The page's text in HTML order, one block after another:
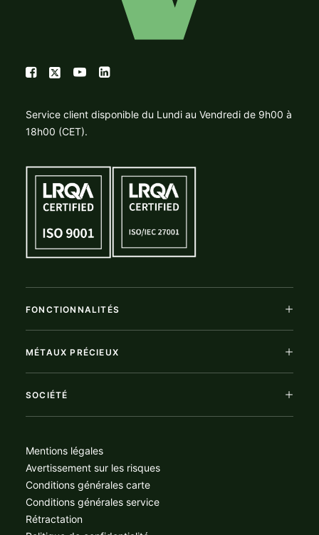
Service client disponible du Lundi au Vendredi de 9h00 à
18h00 (CET).
FONCTIONNALITÉS
MÉTAUX PRÉCIEUX
SOCIÉTÉ
Mentions légales
Avertissement sur les risques
Conditions générales carte
Conditions générales service
Rétractation